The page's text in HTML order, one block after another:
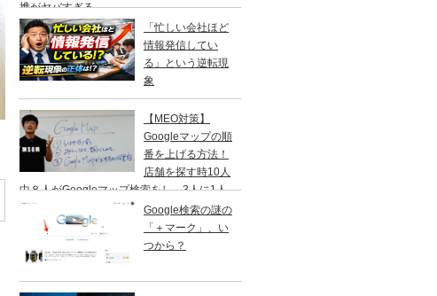
携がヤバすぎる
「忙しい会社ほど
情報発信してい
る」という逆転現
象
【MEO対策】
Googleマップの順
番を上げる方法！
店舗を探す時10人
中８人がGoogleマップ検索をし、3人に1人
は１日以内に来店する事を知ってますか？
Google検索の謎の
「＋マーク」、い
つから？